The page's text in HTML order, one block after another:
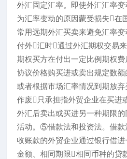
外汇固定汇率。即使外汇汇率
为汇率变动的原因蒙受损失在
常用远期外汇买卖来避免汇率
付外汇时通过外汇期权交易
期权买方在付出一定比例期权
协议价格购买进或卖出规定数
或者根据市场汇率情况到期放
作废只承担指外贸企业在买进
外汇后卖出或买进另一种期限
活动。⑤借款法和投资法。借款
收账款的外贸企业通过银行借
金额、相同期限相同币种的贷